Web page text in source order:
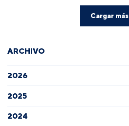
Cargar más
ARCHIVO
2026
2025
2024